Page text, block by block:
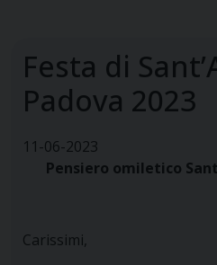
Festa di
Padova 2023
11-06-2023
Pensiero omiletico
Carissimi,